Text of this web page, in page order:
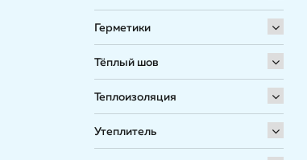
Герметики
Тёплый шов
Теплоизоляция
Утеплитель